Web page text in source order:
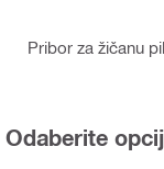
Pribor za žičanu
Odaberite